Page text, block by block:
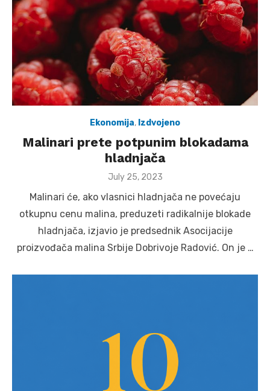
Ekonomija, Izdvojeno
Malinari prete potpunim blokadama
hladnjača
Posted
July 25, 2023
Malinari će, ako vlasnici hladnjača ne povećaju
otkupnu cenu malina, preduzeti radikalnije blokade
hladnjača, izjavio je predsednik Asocijacije
proizvođača malina Srbije Dobrivoje Radović. On je …